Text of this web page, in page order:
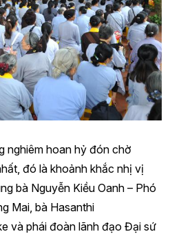
nghiêm hoan hỷ đón chờ
đó là khoảnh khắc nhị vị
bà Nguyễn Kiều Oanh – Phó
Mai, bà Hasanthi
và phái đoàn lãnh đạo Đại sứ